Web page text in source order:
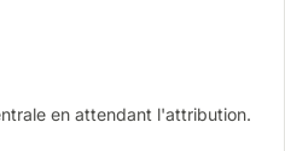
en attendant l'attribution.